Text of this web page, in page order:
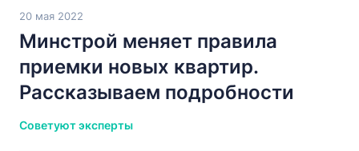
20 мая 2022
Минстрой меняет правила
приемки новых квартир.
Рассказываем подробности
Советуют эксперты